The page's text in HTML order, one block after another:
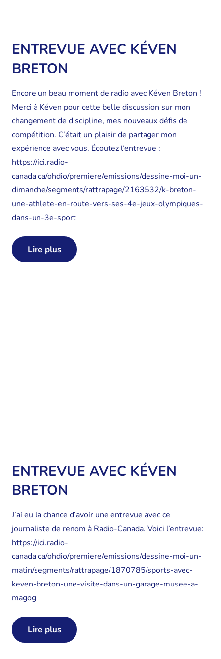
ENTREVUE AVEC KÉVEN
BRETON
Encore un beau moment de radio avec Kéven Breton !
Merci à Kéven pour cette belle discussion sur mon
changement de discipline, mes nouveaux défis de
compétition. C’était un plaisir de partager mon
expérience avec vous. Écoutez l’entrevue :
https://ici.radio-
canada.ca/ohdio/premiere/emissions/dessine-moi-un-
dimanche/segments/rattrapage/2163532/k-breton-
une-athlete-en-route-vers-ses-4e-jeux-olympiques-
dans-un-3e-sport
Lire plus
ENTREVUE AVEC KÉVEN
BRETON
J’ai eu la chance d’avoir une entrevue avec ce
journaliste de renom à Radio-Canada. Voici l’entrevue:
https://ici.radio-
canada.ca/ohdio/premiere/emissions/dessine-moi-un-
matin/segments/rattrapage/1870785/sports-avec-
keven-breton-une-visite-dans-un-garage-musee-a-
magog
Lire plus